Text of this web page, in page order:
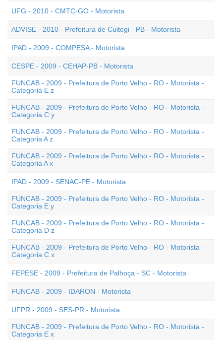
UFG - 2010 - CMTC-GO - Motorista
ADVISE - 2010 - Prefeitura de Cuitegi - PB - Motorista
IPAD - 2009 - COMPESA - Motorista
CESPE - 2009 - CEHAP-PB - Motorista
FUNCAB - 2009 - Prefeitura de Porto Velho - RO - Motorista -
Categoria E z
FUNCAB - 2009 - Prefeitura de Porto Velho - RO - Motorista -
Categoria C y
FUNCAB - 2009 - Prefeitura de Porto Velho - RO - Motorista -
Categoria A z
FUNCAB - 2009 - Prefeitura de Porto Velho - RO - Motorista -
Categoria A x
IPAD - 2009 - SENAC-PE - Motorista
FUNCAB - 2009 - Prefeitura de Porto Velho - RO - Motorista -
Categoria E y
FUNCAB - 2009 - Prefeitura de Porto Velho - RO - Motorista -
Categoria D z
FUNCAB - 2009 - Prefeitura de Porto Velho - RO - Motorista -
Categoria C x
FEPESE - 2009 - Prefeitura de Palhoça - SC - Motorista
FUNCAB - 2009 - IDARON - Motorista
UFPR - 2009 - SES-PR - Motorista
FUNCAB - 2009 - Prefeitura de Porto Velho - RO - Motorista -
Categoria E x